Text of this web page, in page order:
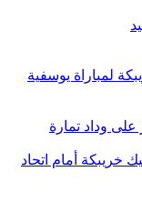
لمباراة يوسفية
: نتائج أولمبيك خريبكة أمام اتحاد